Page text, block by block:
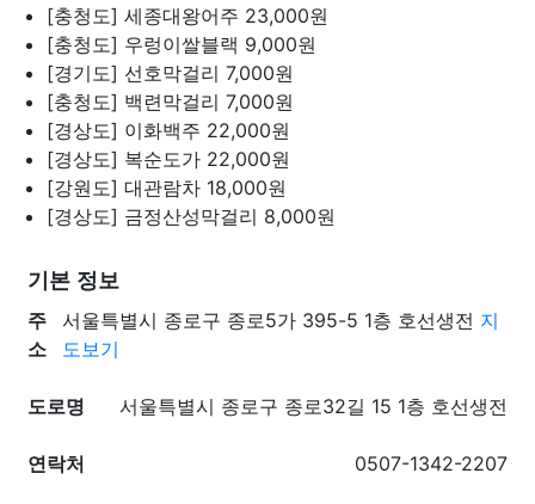
[충청도] 세종대왕어주 23,000원
[충청도] 우렁이쌀블랙 9,000원
[경기도] 선호막걸리 7,000원
[충청도] 백련막걸리 7,000원
[경상도] 이화백주 22,000원
[경상도] 복순도가 22,000원
[강원도] 대관람차 18,000원
[경상도] 금정산성막걸리 8,000원
기본 정보
주
소
서울특별시 종로구 종로5가 395-5 1층 호선생전 지
도보기
도로명 서울특별시 종로구 종로32길 15 1층 호선생전
연락처 0507-1342-2207